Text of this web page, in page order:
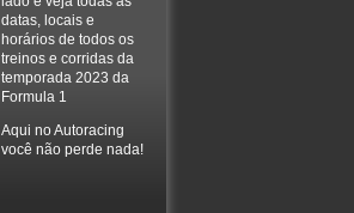
datas, locais e
horários de todos os
treinos e corridas da
temporada 2023 da
Formula 1
Aqui no Autoracing
você não perde nada!